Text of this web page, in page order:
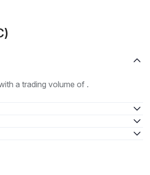
a trading volume of .